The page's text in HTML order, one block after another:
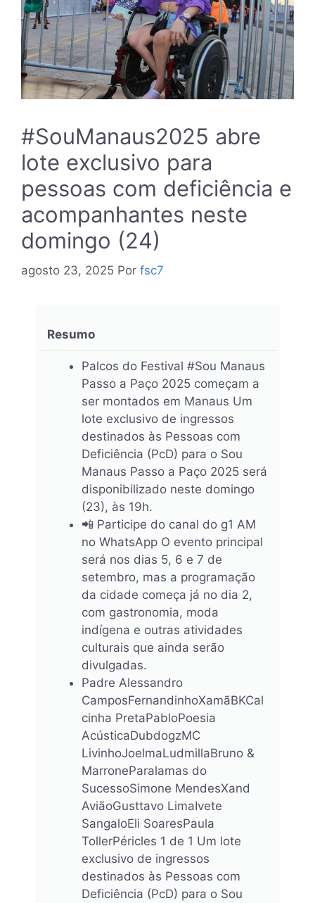
#SouManaus2025 abre
lote exclusivo para
pessoas com deficiência e
acompanhantes neste
domingo (24)
agosto 23, 2025 Por fsc7
Resumo
Palcos do Festival #Sou Manaus
Passo a Paço 2025 começam a
ser montados em Manaus Um
lote exclusivo de ingressos
destinados às Pessoas com
Deficiência (PcD) para o Sou
Manaus Passo a Paço 2025 será
disponibilizado neste domingo
(23), às 19h.
​​📲 Participe do canal do g1 AM
no WhatsApp O evento principal
será nos dias 5, 6 e 7 de
setembro, mas a programação
da cidade começa já no dia 2,
com gastronomia, moda
indígena e outras atividades
culturais que ainda serão
divulgadas.
Padre Alessandro
CamposFernandinhoXamãBKCal
cinha PretaPabloPoesia
AcústicaDubdogzMC
LivinhoJoelmaLudmillaBruno &
MarroneParalamas do
SucessoSimone MendesXand
AviãoGusttavo LimaIvete
SangaloEli SoaresPaula
TollerPéricles 1 de 1 Um lote
exclusivo de ingressos
destinados às Pessoas com
Deficiência (PcD) para o Sou